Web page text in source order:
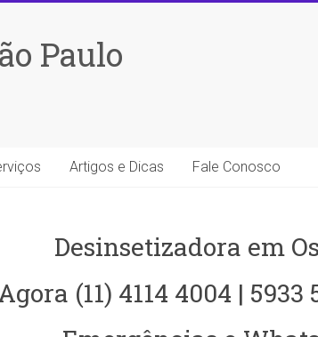
Paulo
Artigos e Dicas Fale Conosco
Desinsetizadora em
(11) 4114 4004 | 5933